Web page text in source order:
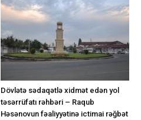
Dövlətə sədaqətlə xidmət edən yol
təsərrüfatı rəhbəri – Raqub
Həsənovun fəaliyyətinə ictimai rəğbət